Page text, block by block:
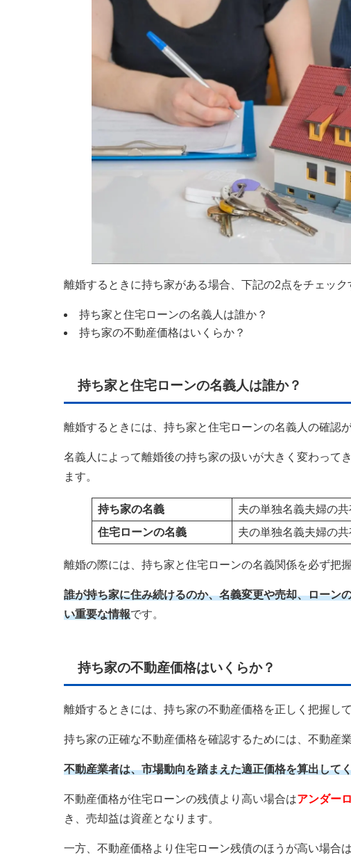
離婚するときに持ち家がある場合、下記の2点をチェック
持ち家と住宅ローンの名義人は誰か？
持ち家の不動産価格はいくらか？
持ち家と住宅ローンの名義人は誰か？
離婚するときには、持ち家と住宅ローンの名義人の確認が
名義人によって離婚後の持ち家の扱いが大きく変わって
ます。
持ち家の名義
夫の単独名義夫婦の
住宅ローンの名義
夫の単独名義夫婦の
離婚の際には、持ち家と住宅ローンの名義関係を必ず把
誰が持ち家に住み続けるのか、名義変更や売却、ローン
い重要な情報です。
持ち家の不動産価格はいくらか？
離婚するときには、持ち家の不動産価格を正しく把握し
持ち家の正確な不動産価格を確認するためには、不動産
不動産業者は、市場動向を踏まえた適正価格を算出して
不動産価格が住宅ローンの残債より高い場合はアンダー
き、売却益は資産となります。
一方、不動産価格より住宅ローン残債のほうが高い場合は